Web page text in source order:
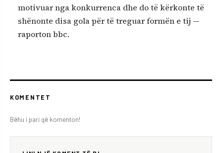
motivuar nga konkurrenca dhe do të kërkonte të
shënonte disa gola për të treguar formën e tij —
raporton bbc.
KOMENTET
Bëhu i pari që komenton!